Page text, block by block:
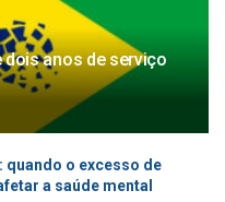
dois anos de serviço
quando o excesso de
a saúde mental